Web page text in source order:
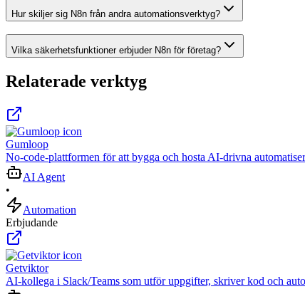
Hur skiljer sig N8n från andra automationsverktyg?
Vilka säkerhetsfunktioner erbjuder N8n för företag?
Relaterade verktyg
Gumloop
No-code-plattformen för att bygga och hosta AI-drivna
AI Agent
•
Automation
Erbjudande
Getviktor
AI‑kollega i Slack/Teams som utför uppgifter, skriver kod och